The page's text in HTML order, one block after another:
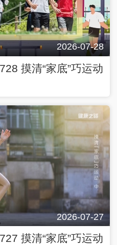
2026-07-28
摸清“家底”巧运动
2026-07-27
摸清“家底”巧运动